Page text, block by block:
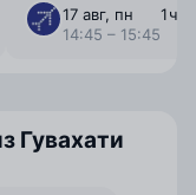
17 авг, пн
14:45 – 15:45
1 ⁠ч
Гувахати